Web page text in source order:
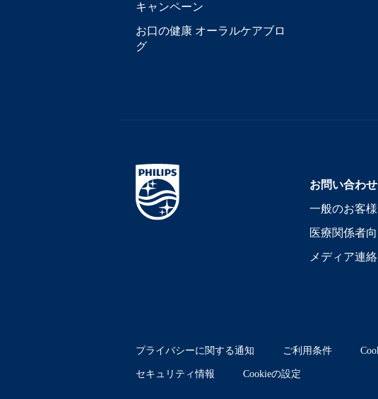
キャンペーン
お口の健康 オーラルケアブロ
グ
お問い合わせ
一般のお客
医療関係者
メディア連
プライバシーに関する通知 ご利用条件
セキュリティ情報 Cookieの設定